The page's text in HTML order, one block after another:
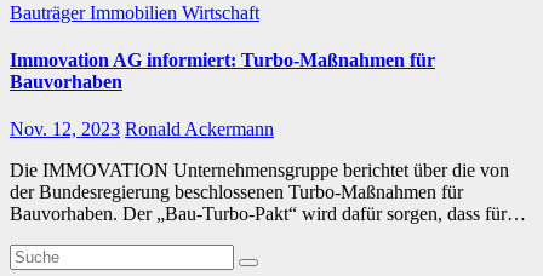
BauträgerImmobilien Wirtschaft
Immovation AG informiert: Turbo-Maßnahmen für
Bauvorhaben
Nov. 12, 2023 Ronald Ackermann
Die IMMOVATION Unternehmensgruppe berichtet über die von
der Bundesregierung beschlossenen Turbo-Maßnahmen für
Bauvorhaben. Der „Bau-Turbo-Pakt“ wird dafür sorgen, dass für…